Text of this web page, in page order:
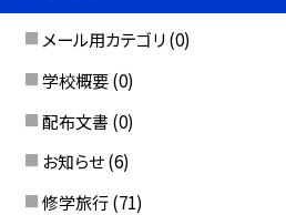
メール用カテゴリ (0)
学校概要 (0)
配布文書 (0)
お知らせ (6)
修学旅行 (71)